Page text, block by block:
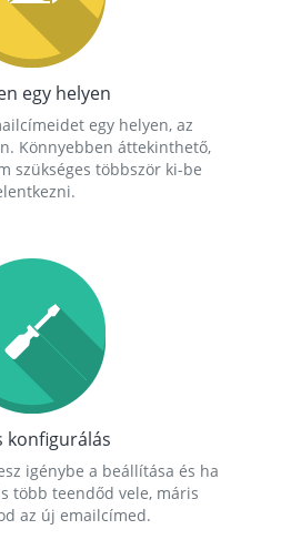
egy helyen
egy helyen, az
Könnyebben áttekinthető,
szükséges többször ki-be
konfigurálás
igénybe a beállítása és ha
több teendőd vele, máris
az új emailcímed.